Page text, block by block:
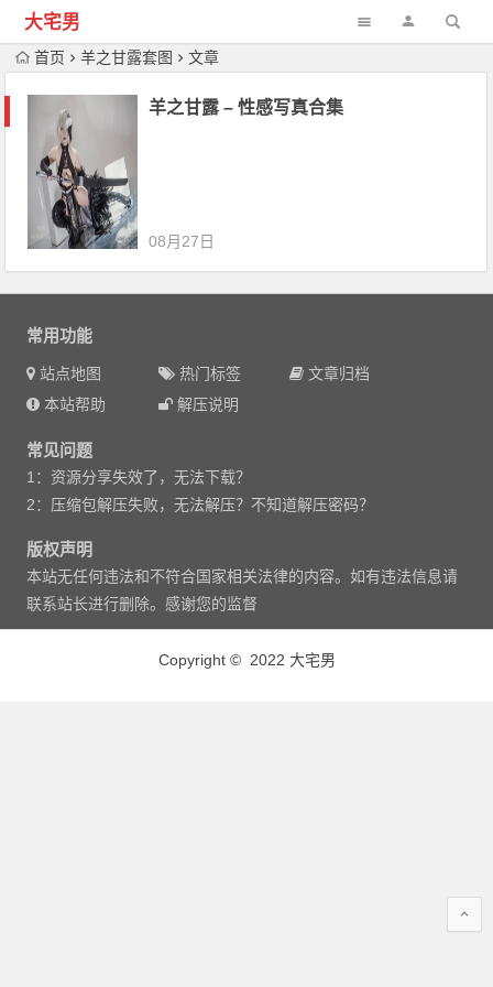
大宅男
首页 羊之甘露套图 文章
羊之甘露 – 性感写真合集
08月27日
常用功能
站点地图 热门标签
文章归档
本站帮助
解压说明
常见问题
1：资源分享失效了，无法下载？
2：压缩包解压失败，无法解压？不知道解压密码？
版权声明
本站无任何违法和不符合国家相关法律的内容。如有违法信息请
联系站长进行删除。感谢您的监督
Copyright © 2022 大宅男